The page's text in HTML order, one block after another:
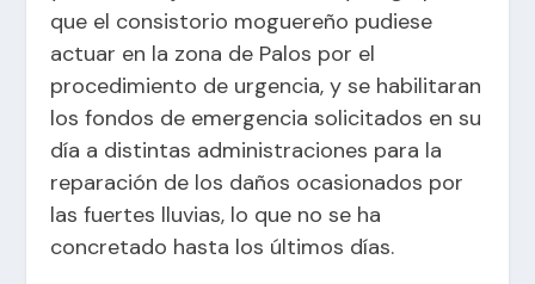
que el consistorio moguereño pudiese
actuar en la zona de Palos por el
procedimiento de urgencia, y se habilitaran
los fondos de emergencia solicitados en su
día a distintas administraciones para la
reparación de los daños ocasionados por
las fuertes lluvias, lo que no se ha
concretado hasta los últimos días.